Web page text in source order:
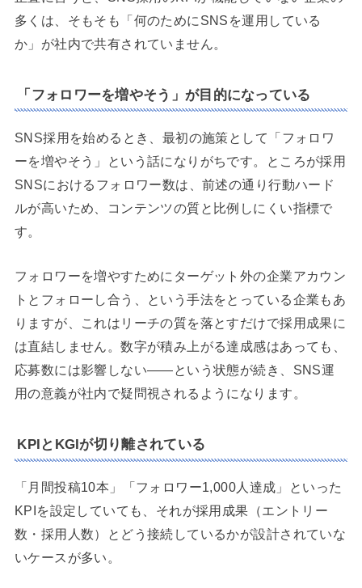
多くは、そもそも「何のためにSNSを運用している
か」が社内で共有されていません。
「フォロワーを増やそう」が目的になっている
SNS採用を始めるとき、最初の施策として「フォロワ
ーを増やそう」という話になりがちです。ところが採用
SNSにおけるフォロワー数は、前述の通り行動ハード
ルが高いため、コンテンツの質と比例しにくい指標で
す。
フォロワーを増やすためにターゲット外の企業アカウン
トとフォローし合う、という手法をとっている企業もあ
りますが、これはリーチの質を落とすだけで採用成果に
は直結しません。数字が積み上がる達成感はあっても、
応募数には影響しない——という状態が続き、SNS運
用の意義が社内で疑問視されるようになります。
KPIとKGIが切り離されている
「月間投稿10本」「フォロワー1,000人達成」といった
KPIを設定していても、それが採用成果（エントリー
数・採用人数）とどう接続しているかが設計されていな
いケースが多い。